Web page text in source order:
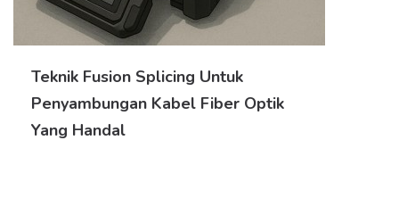
Teknik Fusion Splicing Untuk
Penyambungan Kabel Fiber Optik
Yang Handal